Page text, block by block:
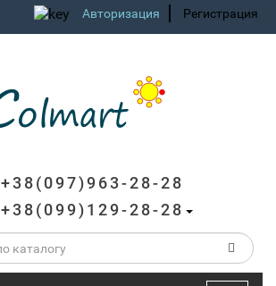
Авторизация Регистрация
+38(097)963-28-28
+38(099)129-28-28